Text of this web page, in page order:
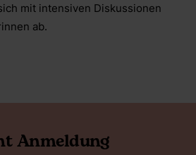
mit intensiven Diskussionen
ab.
Anmeldung